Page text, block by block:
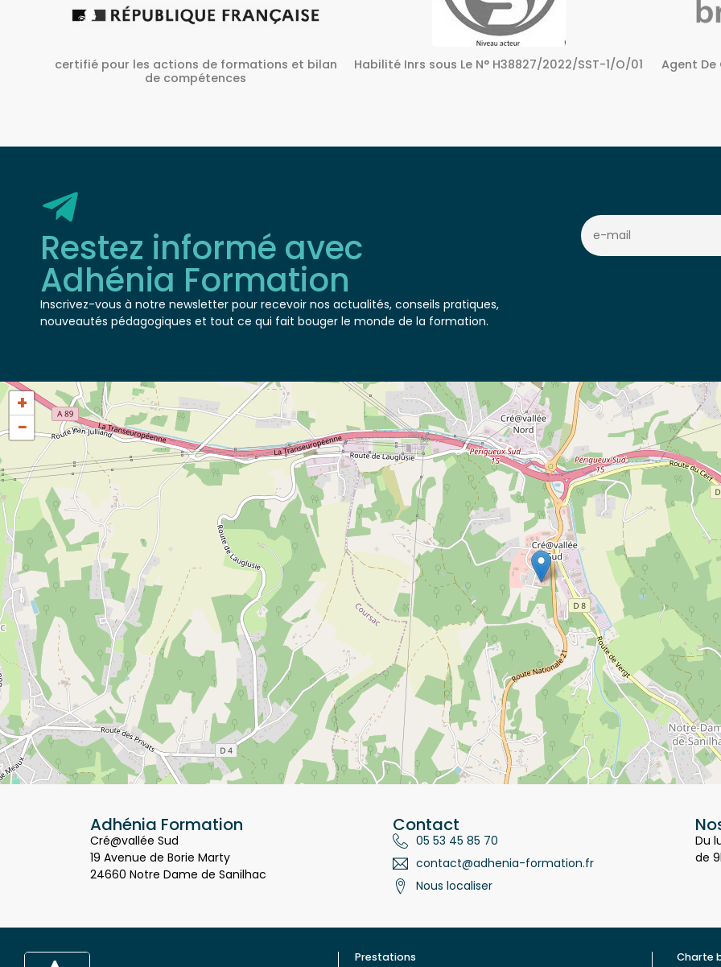
Habilité Inrs sous Le N° H38827/2022/SST-1/O/01 Agent De Certification sous Le N° 72240158724 Centre
Restez informé avec
Adhénia Formation
Inscrivez-vous à notre newsletter pour recevoir nos actualités, conseils pratiques,
nouveautés pédagogiques et tout ce qui fait bouger le monde de la formation.
+
−
Cré@vallée Sud
19 Avenue de Borie Marty
24660 Notre Dame de Sanilhac
05 53 45 85 70
contact@adhenia-formation.fr
Nous localiser
Du
de